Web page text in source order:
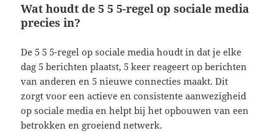
Wat houdt de 5 5 5-regel op sociale media
precies in?
De 5 5 5-regel op sociale media houdt in dat je elke
dag 5 berichten plaatst, 5 keer reageert op berichten
van anderen en 5 nieuwe connecties maakt. Dit
zorgt voor een actieve en consistente aanwezigheid
op sociale media en helpt bij het opbouwen van een
betrokken en groeiend netwerk.